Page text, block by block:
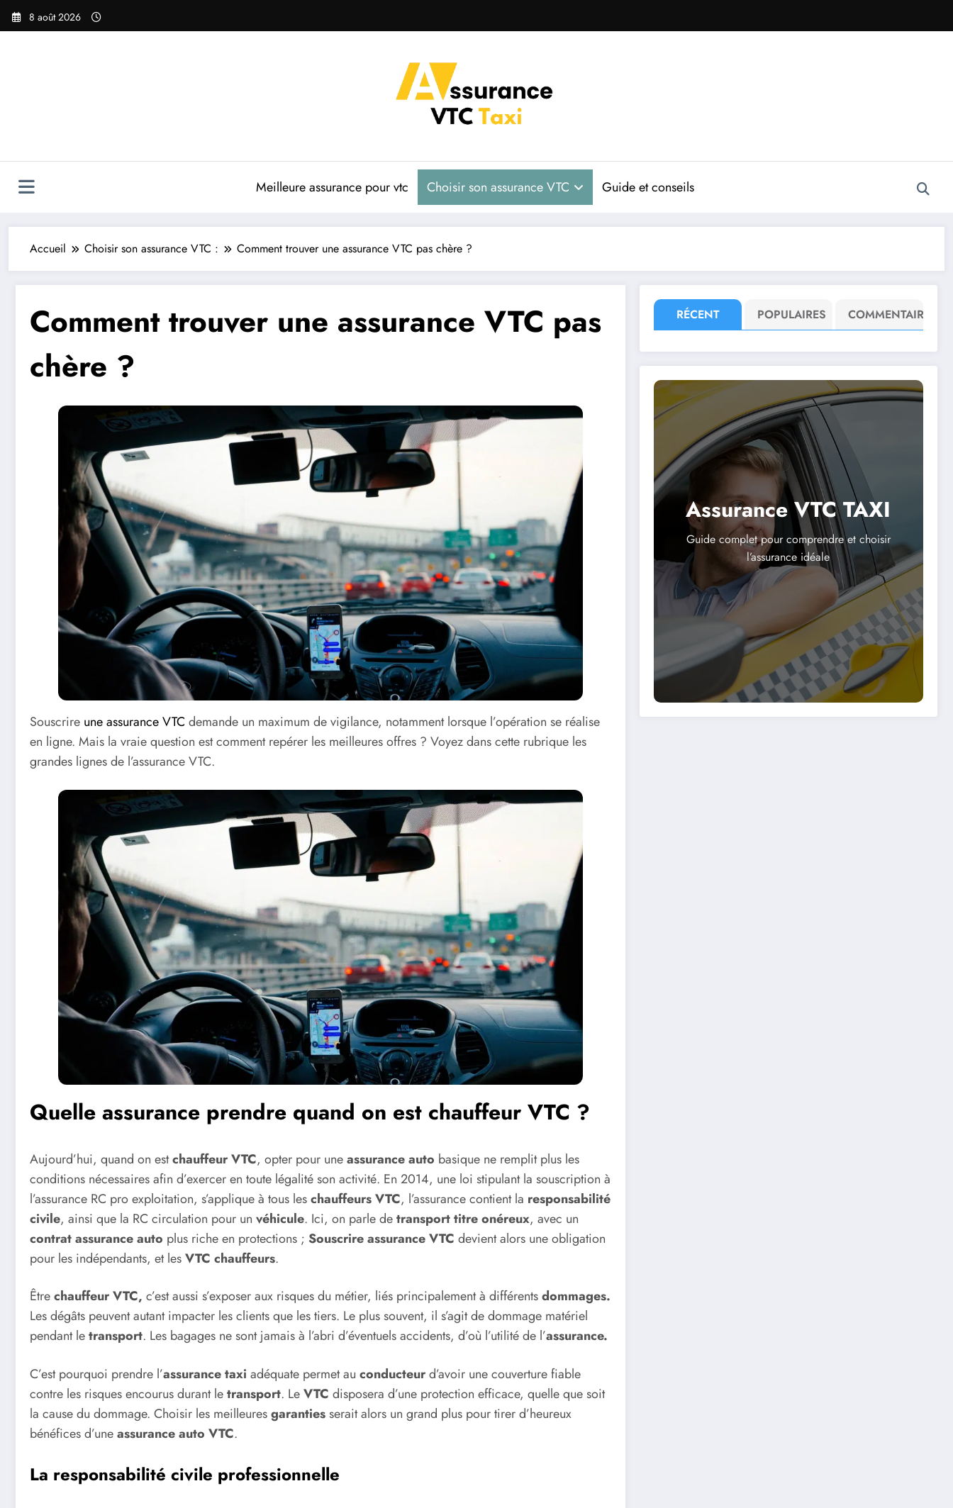
Aller
8 août 2026
Meilleure assurance pour vtc Choisir son assurance VTC Guide et conseils
Accueil Choisir son assurance VTC : Comment trouver une assurance VTC pas chère ?
Comment trouver une assurance VTC pas
chère ?
Souscrire une assurance VTC demande un maximum de vigilance, notamment lorsque l’opération se réalise
en ligne. Mais la vraie question est comment repérer les meilleures offres ? Voyez dans cette rubrique les
grandes lignes de l’assurance VTC.
Quelle assurance prendre quand on est chauffeur VTC ?
Aujourd’hui, quand on estchauffeur VTC, opter pour uneassurance auto basique ne remplit plus les
conditions nécessaires afin d’exercer en toute légalité son activité. En 2014, une loi stipulant la souscription à
l’assurance RC pro exploitation, s’applique à tous leschauffeurs VTC, l’assurance contient la responsabilité
civile, ainsi que la RC circulation pour un véhicule. Ici, on parle detransport titre onéreux, avec un
contrat assurance auto plus riche en protections ; Souscrire assurance VTC devient alors une obligation
pour les indépendants, et lesVTC chauffeurs.
Êtrechauffeur VTC, c’est aussi s’exposer aux risques du métier, liés principalement à différentsdommages.
Les dégâts peuvent autant impacter les clients que les tiers. Le plus souvent, il s’agit de dommage matériel
pendant letransport. Les bagages ne sont jamais à l’abri d’éventuels accidents, d’où l’utilité de l’assurance.
C’est pourquoi prendre l’assurancetaxi adéquate permet au conducteurd’avoir une couverture fiable
contre les risques encourus durant letransport. LeVTC disposera d’une protection efficace, quelle que soit
la cause du dommage. Choisir les meilleuresgarantiesserait alors un grand plus pour tirer d’heureux
bénéfices d’uneassurance auto VTC.
La responsabilité civile professionnelle
RÉCENT POPULAIRES COMMENTAIRE
Assurance VTC TAXI
Guide complet pour comprendre et choisir
l’assurance idéale